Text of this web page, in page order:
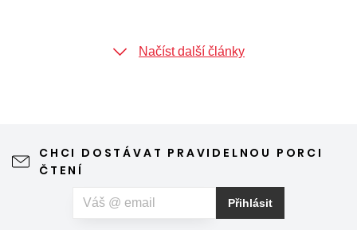
během slunečných dní. Každé řešení ale funguje trochuNačíst další články
CHCI DOSTÁVAT PRAVIDELNOU PORCI
ČTENÍ
Přihlásit